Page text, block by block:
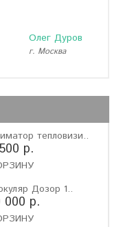
Олег Дуров
г. Москва
тепловизи..
р.
Дозор 1..
000 р.